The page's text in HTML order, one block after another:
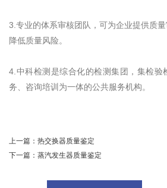
3.专业的体系审核团队，可为企业提供质
降低质量风险。
4.中科检测是综合化的检测集团，集检验
务、咨询培训为一体的公共服务机构。
上一篇： 热交换器质量鉴定
下一篇： 蒸汽发生器质量鉴定